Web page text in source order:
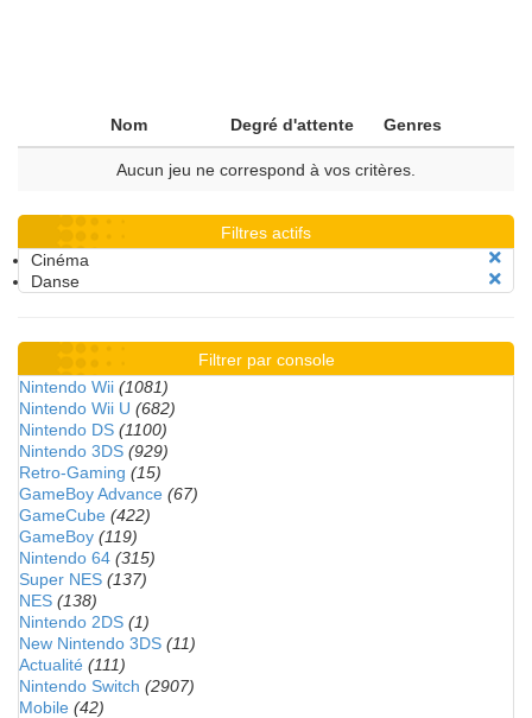
Nom Degré d'attente Genres
Aucun jeu ne correspond à vos critères.
Filtres actifs
Cinéma
Danse
Filtrer par console
Nintendo Wii (1081)
Nintendo Wii U (682)
Nintendo DS (1100)
Nintendo 3DS (929)
Retro-Gaming (15)
GameBoy Advance (67)
GameCube (422)
GameBoy (119)
Nintendo 64 (315)
Super NES (137)
NES (138)
Nintendo 2DS (1)
New Nintendo 3DS (11)
Actualité (111)
Nintendo Switch (2907)
Mobile (42)